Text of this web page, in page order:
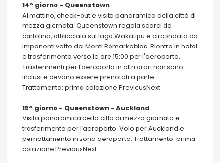
14° giorno - Queenstown
Al mattino, check-out e visita panoramica della città di
mezza giornata. Queenstown regala scorci da
cartolina, affacciata sul lago Wakatipu e circondata da
imponenti vette dei Monti Remarkables. Rientro in hotel
e trasferimento verso le ore 15:00 per l'aeroporto.
Trasferimenti per l'aeroporto in altri orari non sono
inclusi e devono essere prenotati a parte.
Trattamento: prima colazione PreviousNext
15° giorno - Queenstown - Auckland
Visita panoramica della città di mezza giornata e
trasferimento per l’aeroporto. Volo per Auckland e
pernottamento in zona aeroporto. Trattamento: prima
colazione PreviousNext